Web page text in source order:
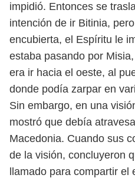
impidió. Entonces se
intención de ir Bitinia,
encubierta, el Espíritu le
estaba pasando por
era ir hacia el oeste, al
donde podía zarpar en
Sin embargo, en una
mostró que debía
Macedonia. Cuando sus
de la visión, concluyeron
llamado para compartir el